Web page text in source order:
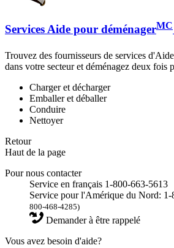
Services Aide pour déménagerMC
Trouvez des fournisseurs de services
dans votre secteur et déménagez deux fois
Charger et décharger
Emballer et déballer
Conduire
Nettoyer
Retour
Haut de la page
Pour nous contacter
Service en français 1-800-663-5613
Service pour l'Amérique du Nord:
800-468-4285)
Demander à être rappelé
Vous avez besoin d'aide?